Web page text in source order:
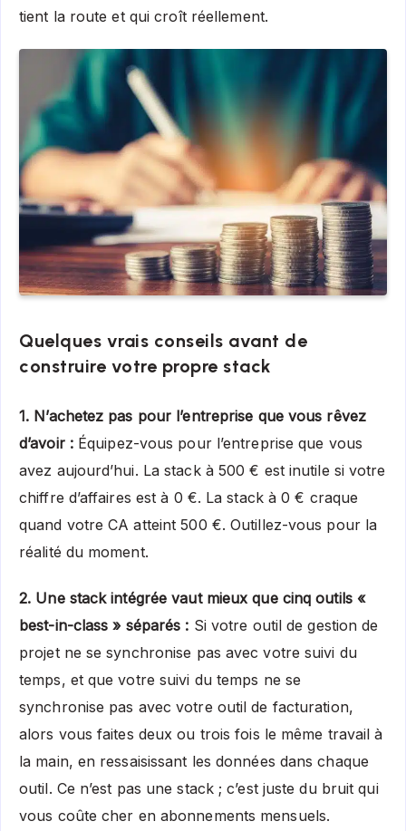
tient la route et qui croît réellement.
Quelques vrais conseils avant de
construire votre propre stack
1. N’achetez pas pour l’entreprise que vous rêvez
d’avoir :Équipez-vous pour l’entreprise que vous
avez aujourd’hui. La stack à 500 € est inutile si votre
chiffre d’affaires est à 0 €. La stack à 0 € craque
quand votre CA atteint 500 €. Outillez-vous pour la
réalité du moment.
2. Une stack intégrée vaut mieux que cinq outils «
best-in-class » séparés : Si votre outil de gestion de
projet ne se synchronise pas avec votre suivi du
temps, et que votre suivi du temps ne se
synchronise pas avec votre outil de facturation,
alors vous faites deux ou trois fois le même travail à
la main, en ressaisissant les données dans chaque
outil. Ce n’est pas une stack ; c’est juste du bruit qui
vous coûte cher en abonnements mensuels.